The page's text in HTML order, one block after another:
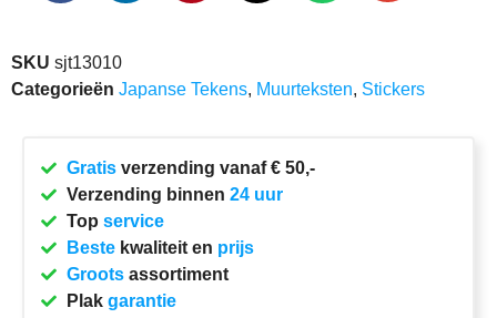
SKU sjt13010
Categorieën Japanse Tekens, Muurteksten, Stickers
Gratisverzending vanaf € 50,-
Verzending binnen 24 uur
Top service
Bestekwaliteit en prijs
Grootsassortiment
Plak garantie